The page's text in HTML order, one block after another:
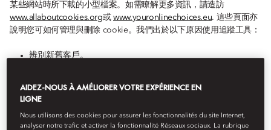
某些網站時所下載的小型檔案。如需瞭解更多資訊，請造訪
www.allaboutcookies.org或www.youronlinechoices.eu. 這些頁面亦
說明您可如何管理與刪除 cookie。我們出於以下原因使用追蹤工具：
辨別新舊客戶。
改善我們的網站。
在法律允許的範圍內，為您提供興趣導向或針對性廣告（如需
進一步瞭解興趣導向廣告，請參閱下文）。
AIDEZ-NOUS À AMÉLIORER VOTRE EXPÉRIENCE EN
LIGNE
Nous utilisons des cookies pour assurer les fonctionnalités du site Internet,
analyser notre trafic et activer la fonctionnalité Réseaux sociaux. La rubrique